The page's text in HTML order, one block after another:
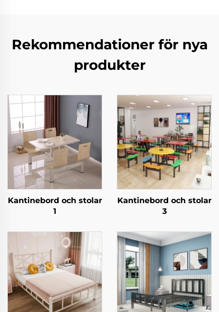
Rekommendationer för nya
produkter
Kantinebord och stolar
1
Kantinebord och stolar
3